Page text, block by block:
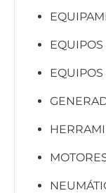
EQUIPOS
EQUIPOS